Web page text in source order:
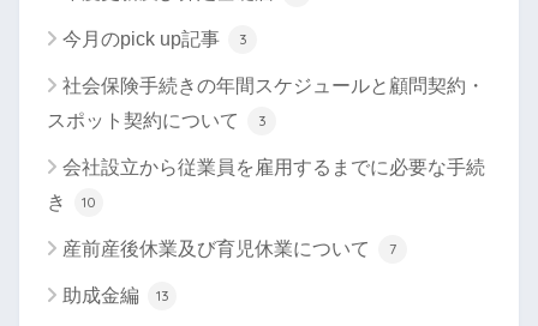
今月のpick up記事 3
社会保険手続きの年間スケジュールと顧問契約・
スポット契約について
3
会社設立から従業員を雇用するまでに必要な手続
き
10
産前産後休業及び育児休業について 7
助成金編 13